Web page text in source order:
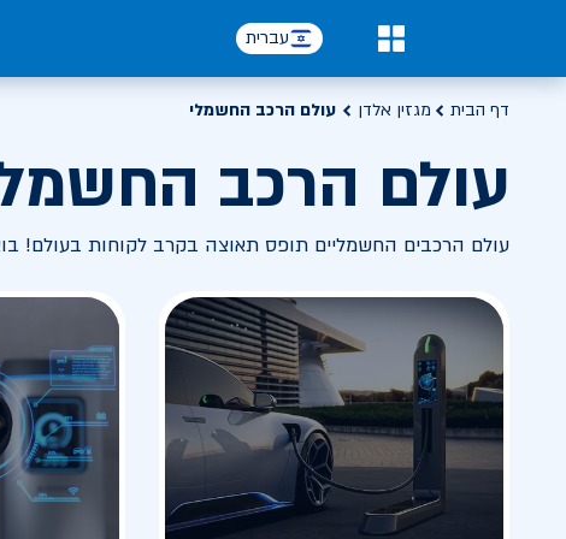
עברית
דף הבית מגזין אלדן עולם הרכב החשמלי
עולם הרכב
עולם הרכבים החשמליים תופס תאוצה בקרב לקוחות בעולם!